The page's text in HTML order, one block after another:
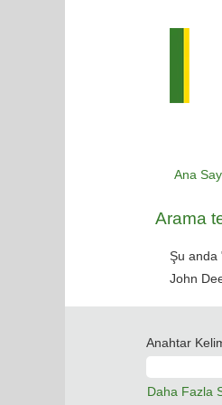
Ana
Arama
Şu anda
John
Anahtar
Daha Fazla